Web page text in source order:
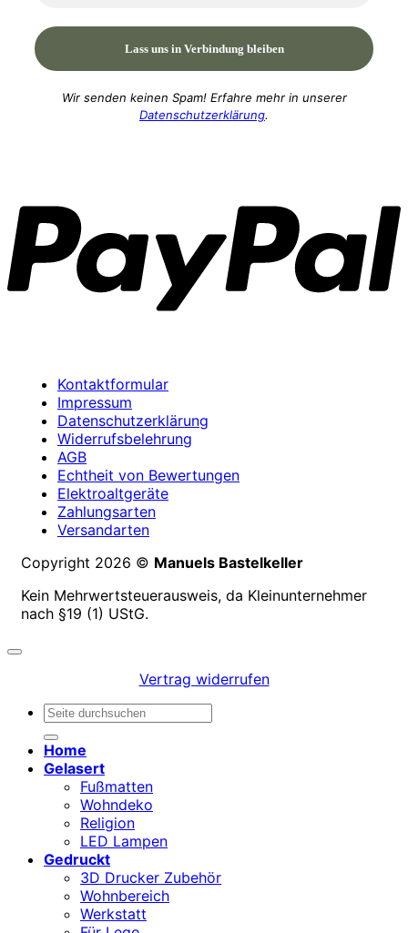
Wir senden keinen Spam! Erfahre mehr in unserer
Datenschutzerklärung.
Kontaktformular
Impressum
Datenschutzerklärung
Widerrufsbelehrung
AGB
Echtheit von Bewertungen
Elektroaltgeräte
Zahlungsarten
Versandarten
Copyright 2026 © Manuels Bastelkeller
Kein Mehrwertsteuerausweis, da Kleinunternehmer
nach §19 (1) UStG.
Vertrag widerrufen
Suchen
Home
Gelasert
Fußmatten
Wohndeko
Religion
LED Lampen
Gedruckt
3D Drucker Zubehör
Wohnbereich
Werkstatt